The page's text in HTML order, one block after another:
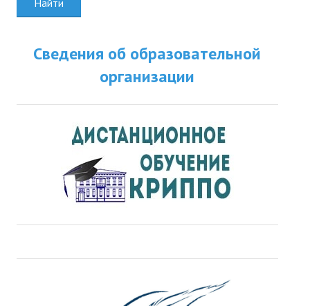
Сведения об образовательной
организации